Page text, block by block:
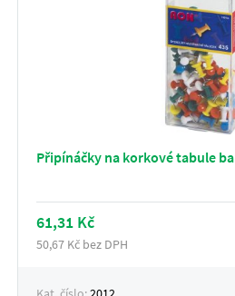
Připínáčky na korkové tabule
61,31 Kč
50,67 Kč bez DPH